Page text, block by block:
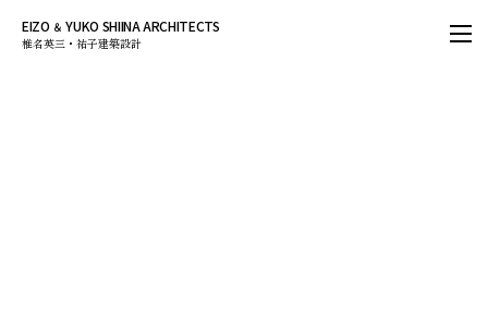
EIZO ＆ YUKO SHIINA ARCHITECTS
椎名英三・祐子建築設計